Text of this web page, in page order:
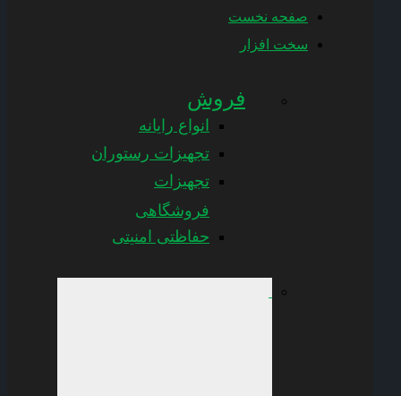
صفحه نخست
سخت افزار
فروش
انواع رایانه
تجهیزات رستوران
تجهیزات
فروشگاهی
حفاظتی امنیتی